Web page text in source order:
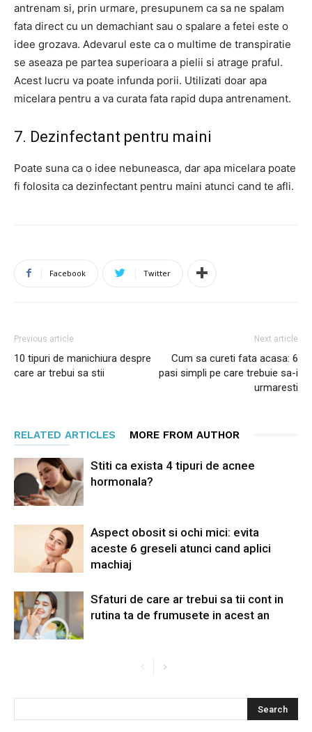
antrenam si, prin urmare, presupunem ca sa ne spalam
fata direct cu un demachiant sau o spalare a fetei este o
idee grozava. Adevarul este ca o multime de transpiratie
se aseaza pe partea superioara a pielii si atrage praful.
Acest lucru va poate infunda porii. Utilizati doar apa
micelara pentru a va curata fata rapid dupa antrenament.
7. Dezinfectant pentru maini
Poate suna ca o idee nebuneasca, dar apa micelara poate
fi folosita ca dezinfectant pentru maini atunci cand te afli.
Facebook Twitter
Previous article
10 tipuri de manichiura despre
care ar trebui sa stii
Next article
Cum sa cureti fata acasa: 6
pasi simpli pe care trebuie sa-i
urmaresti
RELATED ARTICLES MORE FROM AUTHOR
Stiti ca exista 4 tipuri de acnee
hormonala?
Aspect obosit si ochi mici: evita
aceste 6 greseli atunci cand aplici
machiaj
Sfaturi de care ar trebui sa tii cont in
rutina ta de frumusete in acest an